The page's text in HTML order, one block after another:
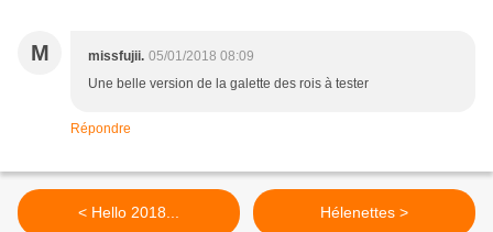
M missfujii. 05/01/2018 08:09
Une belle version de la galette des rois à tester
Répondre
< Hello 2018... Hélenettes >